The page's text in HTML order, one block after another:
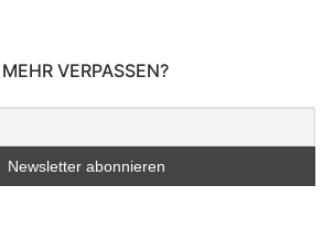
VERPASSEN?